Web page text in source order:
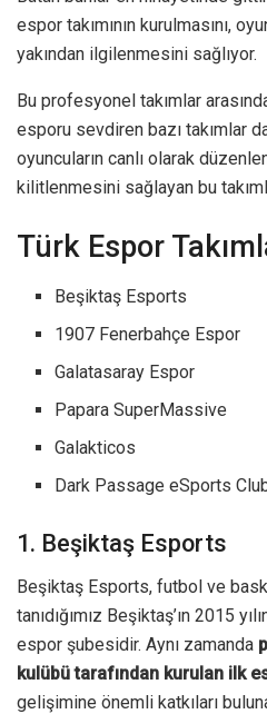
espor takımının kurulmasını,
yakından ilgilenmesini sağlıyor.
Bu profesyonel takımlar
esporu sevdiren bazı takımlar
oyuncuların canlı olarak
kilitlenmesini sağlayan bu
Türk Espor
Beşiktaş Esports
1907 Fenerbahçe Espor
Galatasaray Espor
Papara SuperMassive
Galakticos
Dark Passage eSports
1. Beşiktaş Esports
Beşiktaş Esports, futbol ve
tanıdığımız Beşiktaş’ın 2015
espor şubesidir. Aynı zamanda
kulübü tarafından kurulan ilk
gelişimine önemli katkıları